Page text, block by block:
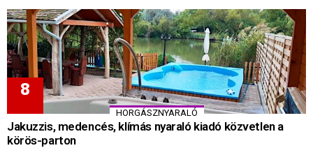
HORGÁSZNYARALÓ
Jakuzzis, medencés, klímás nyaraló kiadó közvetlen a
körös-parton